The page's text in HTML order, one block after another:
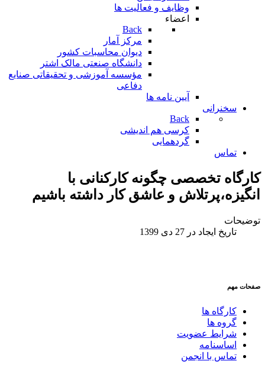
وظایف و فعالیت ها
اعضاء
Back
مرکز آمار
دیوان محاسبات کشور
دانشگاه صنعتی مالک اشتر
مؤسسه آموزشی و تحقيقاتی صنايع
دفاعی
آیین نامه ها
سخنرانی
Back
کرسی هم اندیشی
گردهمایی
تماس
کارگاه تخصصی چگونه کارکنانی با
انگیزه،پرتلاش و عاشق کار داشته باشیم
توضیحات
تاریخ ایجاد در 27 دی 1399
صفحات مهم
کارگاه ها
گروه ها
شرایط عضویت
اساسنامه
تماس با انجمن